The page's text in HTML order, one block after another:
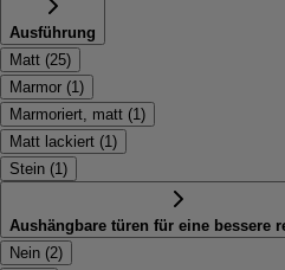
Ausführung
Matt (25)
Marmor (1)
Marmoriert, matt (1)
Matt lackiert (1)
Stein (1)
Aushängbare türen für eine bessere
Nein (2)